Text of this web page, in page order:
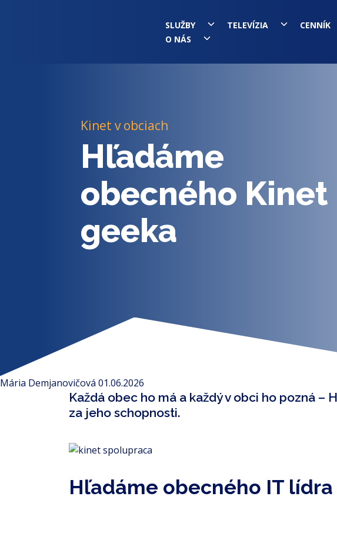
SLUŽBY TELEVÍZIA CENNÍK
O NÁS
Hľadáme
obecného Kinet
geeka
Kinet v obciach
Mária Demjanovičová 01.06.2026
Každá obec ho má a každý v obci ho pozná
za jeho schopnosti.
Hľadáme obecného IT